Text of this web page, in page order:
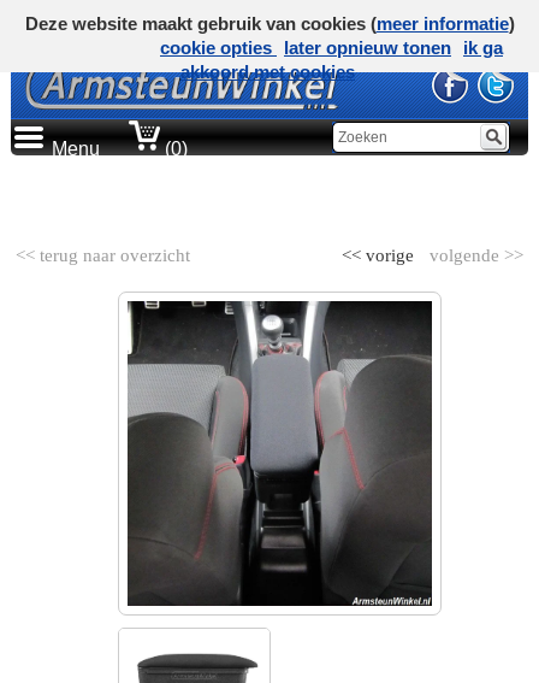
Menu (0)
<< terug naar overzicht volgende >>
<< vorige
Deze website maakt gebruik van cookies (meer informatie)
cookie opties
later opnieuw tonen
ik ga
akkoord met cookies